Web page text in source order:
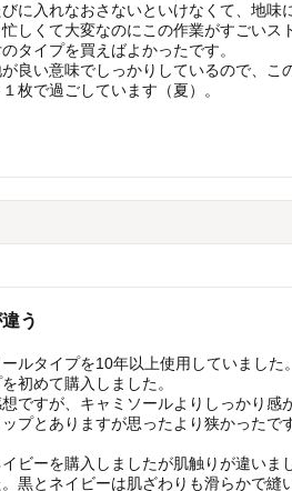
に入れなおさないといけなくて、地味
しくて大変なのにこの作業がすごいス
タイプを買えばよかったです。
良い意味でしっかりしているので、こ
枚で過ごしています（夏）。
う
ルタイプを10年以上使用していまし
初めて購入しました。
ですが、キャミソールよりしっかり感
プとありますが思ったより狭かった
ビーを購入しましたが肌触りが違い
黒とネイビーは肌ざわりも滑らかで